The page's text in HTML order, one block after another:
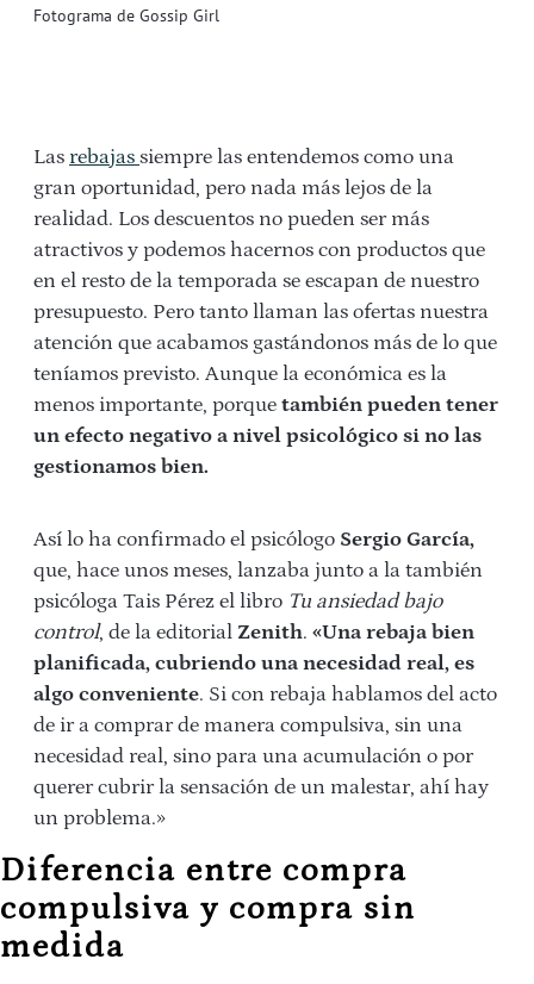
Fotograma de Gossip Girl
Las rebajas siempre las entendemos como una
gran oportunidad, pero nada más lejos de la
realidad. Los descuentos no pueden ser más
atractivos y podemos hacernos con productos que
en el resto de la temporada se escapan de nuestro
presupuesto. Pero tanto llaman las ofertas nuestra
atención que acabamos gastándonos más de lo que
teníamos previsto. Aunque la económica es la
menos importante, porque también pueden tener
un efecto negativo a nivel psicológico si no las
gestionamos bien.
Así lo ha confirmado el psicólogo Sergio García,
que, hace unos meses, lanzaba junto a la también
psicóloga Tais Pérez el libro Tu ansiedad bajo
control, de la editorial Zenith. «Una rebaja bien
planificada, cubriendo una necesidad real, es
algo conveniente. Si con rebaja hablamos del acto
de ir a comprar de manera compulsiva, sin una
necesidad real, sino para una acumulación o por
querer cubrir la sensación de un malestar, ahí hay
un problema.»
Diferencia entre compra
compulsiva y compra sin
medida